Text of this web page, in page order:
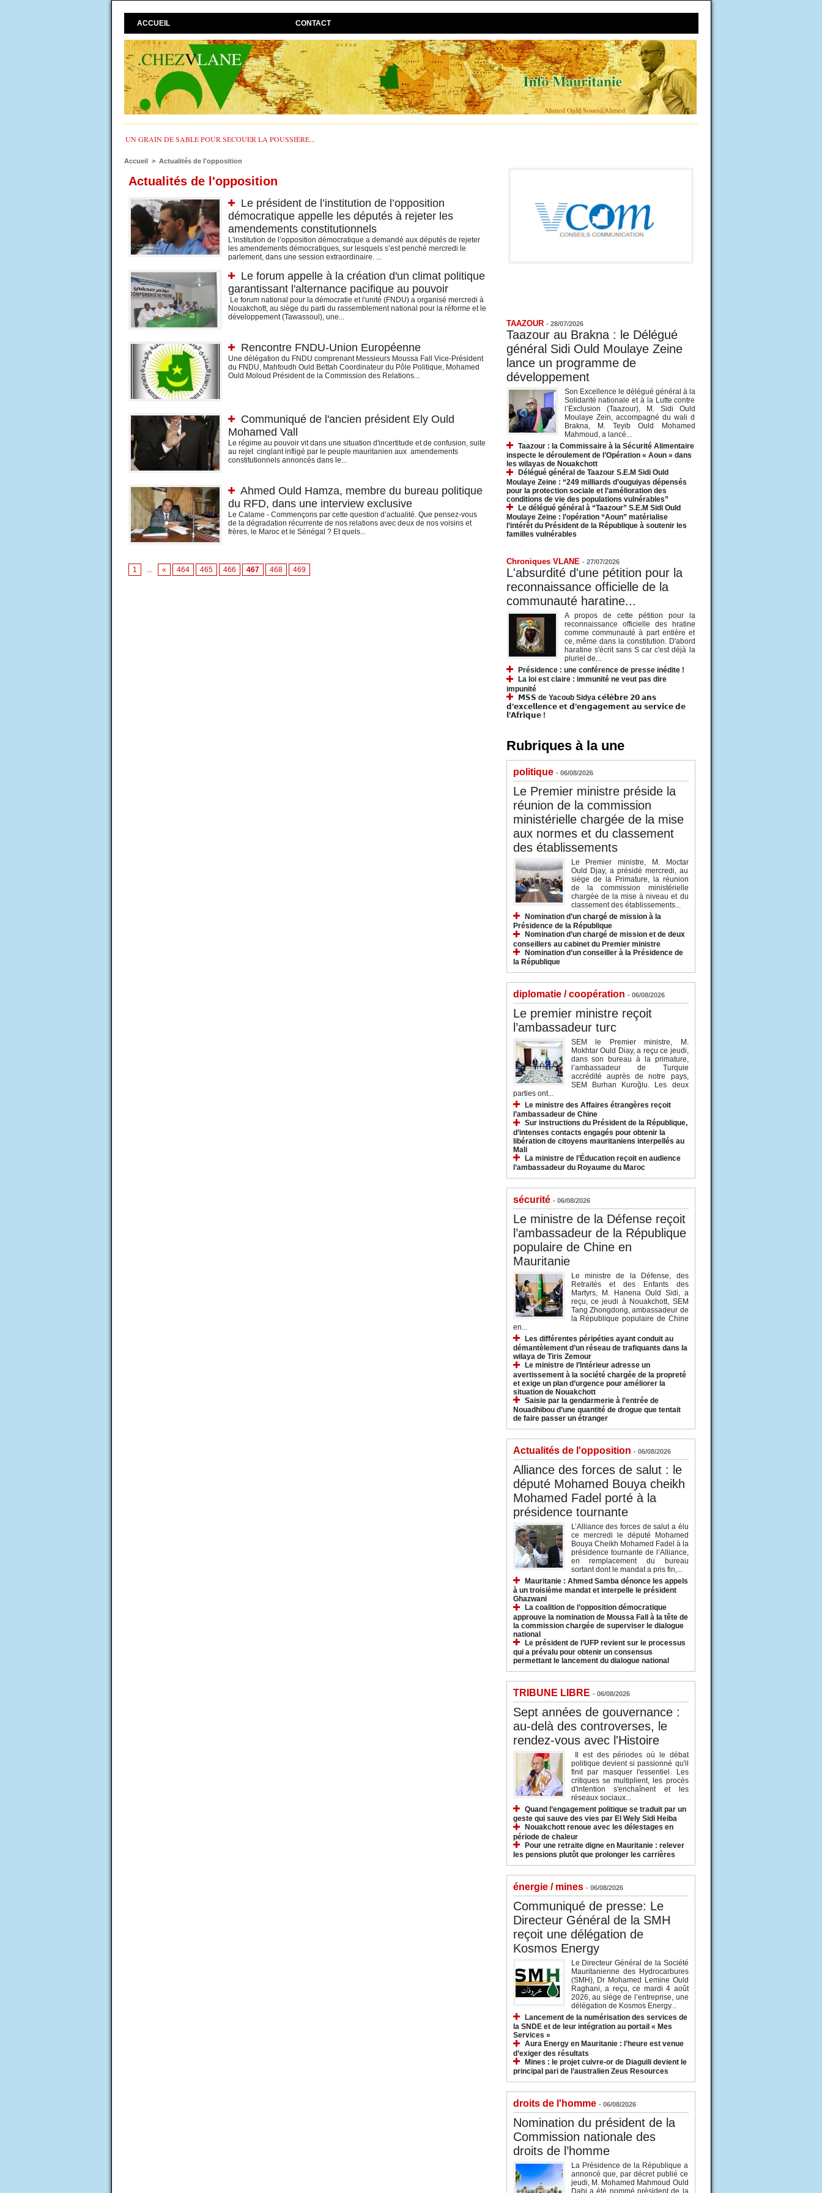
ACCUEIL CONTACT
UN GRAIN DE SABLE POUR SECOUER LA POUSSIÈRE...
Accueil > Actualités de l'opposition
Actualités de l'opposition
Le président de l’institution de l’opposition
démocratique appelle les députés à rejeter les
amendements constitutionnels
L'institution de l’opposition démocratique a demandé aux députés de rejeter
les amendements démocratiques, sur lesquels s’est penché mercredi le
parlement, dans une session extraordinaire. ...
Le forum appelle à la création d'un climat politique
garantissant l'alternance pacifique au pouvoir
Le forum national pour la démocratie et l'unité (FNDU) a organisé mercredi à
Nouakchott, au siège du parti du rassemblement national pour la réforme et le
développement (Tawassoul), une...
Rencontre FNDU-Union Européenne
Une délégation du FNDU comprenant Messieurs Moussa Fall Vice-Président
du FNDU, Mahfoudh Ould Bettah Coordinateur du Pôle Politique, Mohamed
Ould Moloud Président de la Commission des Relations...
Communiqué de l'ancien président Ely Ould
Mohamed Vall
Le régime au pouvoir vit dans une situation d'incertitude et de confusion, suite
au rejet cinglant infligé par le peuple mauritanien aux amendements
constitutionnels annoncés dans le...
Ahmed Ould Hamza, membre du bureau politique
du RFD, dans une interview exclusive
Le Calame - Commençons par cette question d’actualité. Que pensez-vous
de la dégradation récurrente de nos relations avec deux de nos voisins et
frères, le Maroc et le Sénégal ? Et quels...
1 ... « 464 465 466 467 468 469
TAAZOUR - 28/07/2026
Taazour au Brakna : le Délégué
général Sidi Ould Moulaye Zeine
lance un programme de
développement
Son Excellence le délégué général à la
Solidarité nationale et à la Lutte contre
l’Exclusion (Taazour), M. Sidi Ould
Moulaye Zein, accompagné du wali d
Brakna, M. Teyib Ould Mohamed
Mahmoud, a lancé...
Taazour : la Commissaire à la Sécurité Alimentaire
inspecte le déroulement de l’Opération « Aoun » dans
les wilayas de Nouakchott
Délégué général de Taazour S.E.M Sidi Ould
Moulaye Zeine : “249 milliards d’ouguiyas dépensés
pour la protection sociale et l’amélioration des
conditions de vie des populations vulnérables”
Le délégué général à “Taazour” S.E.M Sidi Ould
Moulaye Zeine : l’opération “Aoun” matérialise
l’intérêt du Président de la République à soutenir les
familles vulnérables
Chroniques VLANE - 27/07/2026
L'absurdité d'une pétition pour la
reconnaissance officielle de la
communauté haratine...
A propos de cette pétition pour la
reconnaissance officielle des hratine
comme communauté à part entière et
ce, même dans la constitution. D'abord
haratine s'écrit sans S car c'est déjà la
pluriel de...
Présidence : une conférence de presse inédite !
La loi est claire : immunité ne veut pas dire
impunité
𝗠𝗦𝗦 de Yacoub Sidya 𝗰𝗲́𝗹𝗲̀𝗯𝗿𝗲 𝟮𝟬 𝗮𝗻𝘀
𝗱’𝗲𝘅𝗰𝗲𝗹𝗹𝗲𝗻𝗰𝗲 𝗲𝘁 𝗱’𝗲𝗻𝗴𝗮𝗴𝗲𝗺𝗲𝗻𝘁 𝗮𝘂 𝘀𝗲𝗿𝘃𝗶𝗰𝗲 𝗱𝗲
𝗹’𝗔𝗳𝗿𝗶𝗾𝘂𝗲 !
Rubriques à la une
politique - 06/08/2026
Le Premier ministre préside la
réunion de la commission
ministérielle chargée de la mise
aux normes et du classement
des établissements
Le Premier ministre, M. Moctar
Ould Djay, a présidé mercredi, au
siège de la Primature, la réunion
de la commission ministérielle
chargée de la mise à niveau et du
classement des établissements...
Nomination d’un chargé de mission à la
Présidence de la République
Nomination d’un chargé de mission et de deux
conseillers au cabinet du Premier ministre
Nomination d’un conseiller à la Présidence de
la République
diplomatie / coopération - 06/08/2026
Le premier ministre reçoit
l’ambassadeur turc
SEM le Premier ministre, M.
Mokhtar Ould Diay, a reçu ce jeudi,
dans son bureau à la primature,
l’ambassadeur de Turquie
accrédité auprès de notre pays,
SEM Burhan Kuroğlu. Les deux
parties ont...
Le ministre des Affaires étrangères reçoit
l’ambassadeur de Chine
Sur instructions du Président de la République,
d’intenses contacts engagés pour obtenir la
libération de citoyens mauritaniens interpellés au
Mali
La ministre de l’Éducation reçoit en audience
l’ambassadeur du Royaume du Maroc
sécurité - 06/08/2026
Le ministre de la Défense reçoit
l’ambassadeur de la République
populaire de Chine en
Mauritanie
Le ministre de la Défense, des
Retraités et des Enfants des
Martyrs, M. Hanena Ould Sidi, a
reçu, ce jeudi à Nouakchott, SEM
Tang Zhongdong, ambassadeur de
la République populaire de Chine
en...
Les différentes péripéties ayant conduit au
démantèlement d’un réseau de trafiquants dans la
wilaya de Tiris Zemour
Le ministre de l’Intérieur adresse un
avertissement à la société chargée de la propreté
et exige un plan d’urgence pour améliorer la
situation de Nouakchott
Saisie par la gendarmerie à l’entrée de
Nouadhibou d’une quantité de drogue que tentait
de faire passer un étranger
Actualités de l'opposition - 06/08/2026
Alliance des forces de salut : le
député Mohamed Bouya cheikh
Mohamed Fadel porté à la
présidence tournante
L’Alliance des forces de salut a élu
ce mercredi le député Mohamed
Bouya Cheikh Mohamed Fadel à la
présidence tournante de l’Alliance,
en remplacement du bureau
sortant dont le mandat a pris fin,...
Mauritanie : Ahmed Samba dénonce les appels
à un troisième mandat et interpelle le président
Ghazwani
La coalition de l’opposition démocratique
approuve la nomination de Moussa Fall à la tête de
la commission chargée de superviser le dialogue
national
Le président de l’UFP revient sur le processus
qui a prévalu pour obtenir un consensus
permettant le lancement du dialogue national
TRIBUNE LIBRE - 06/08/2026
Sept années de gouvernance :
au-delà des controverses, le
rendez-vous avec l'Histoire
Il est des périodes où le débat
politique devient si passionné qu'il
finit par masquer l'essentiel. Les
critiques se multiplient, les procès
d'intention s'enchaînent et les
réseaux sociaux...
Quand l’engagement politique se traduit par un
geste qui sauve des vies par El Wely Sidi Heiba
Nouakchott renoue avec les délestages en
période de chaleur
Pour une retraite digne en Mauritanie : relever
les pensions plutôt que prolonger les carrières
énergie / mines - 06/08/2026
Communiqué de presse: Le
Directeur Général de la SMH
reçoit une délégation de
Kosmos Energy
Le Directeur Général de la Société
Mauritanienne des Hydrocarbures
(SMH), Dr Mohamed Lemine Ould
Raghani, a reçu, ce mardi 4 août
2026, au siège de l’entreprise, une
délégation de Kosmos Energy...
Lancement de la numérisation des services de
la SNDE et de leur intégration au portail « Mes
Services »
Aura Energy en Mauritanie : l’heure est venue
d’exiger des résultats
Mines : le projet cuivre-or de Diaguili devient le
principal pari de l’australien Zeus Resources
droits de l'homme - 06/08/2026
Nomination du président de la
Commission nationale des
droits de l’homme
La Présidence de la République a
annoncé que, par décret publié ce
jeudi, M. Mohamed Mahmoud Ould
Dahi a été nommé président de la